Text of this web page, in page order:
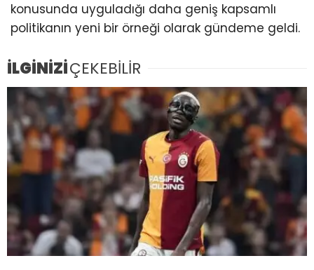
konusunda uyguladığı daha geniş kapsamlı
politikanın yeni bir örneği olarak gündeme geldi.
İLGİNİZİÇEKEBİLİR